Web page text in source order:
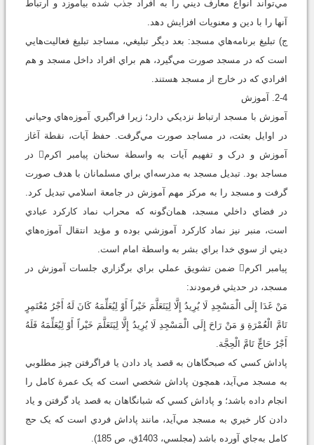
مي‌تواند انواع معارف ديني را به افراد جذب شده بياموزد و ارتباط
آنها را با دين و معنويات افزايش دهد.
ج) تبليغ برنامه‌هاي مسجد: بعد ديگر تبليغي، مساجد تبليغ فعاليت‌هايي
است که در مسجد صورت مي‌گيرد، هم براي افراد داخل مسجد و هم
افرادي که در خارج از مسجد هستند.
2-4.‌ آموزش
آموزش با مسجد ارتباط نزديکي دارد؛ زيرا فراگيري آموزه‌هاي وحياني
در اوايل بعثت، در مساجد صورت مي‌گرفت. حفظ آيات، نقطة آغاز
آموزش و درک و تفهيم آيات به‌ واسطة سخنان پيامبر اکرم در
مساجد بود. تبديل مسجد به مدرسه‌اي براي مسلمانان با هدف صورت
گرفت و مسجد را به مرکز مهم آموزش در جامعة اسلامي تبديل کرد.
در فضاي داخلي مسجد، همان‌گونه که محراب نماد کارکرد عبادي
است، منبر نيز نماد کارکرد آموزشي بوده و مؤيد انتقال آموزه‌هاي
ديني از سوي خدا براي بشر به ‌واسطة امام است.
پيامبر اکرم ضمن تشويق عملي براي برگزاري جلسات آموزش در
مسجد، در حديثي فرمودند:
‌مَنْ غَدَا إِلَى الْمَسْجِدِ لَا يُرِيدُ إِلَّا لِيَتَعَلَّمَ خَيْراً أَوْ لِيُعَلِّمَهُ كَانَ لَهُ أَجْرُ مُعْتَمِرٍ
تَامَّ الْعُمْرَةِ وَ مَنْ رَاحَ إِلَى الْمَسْجِدِ لَا يُرِيدُ إِلَّا لِيَتَعَلَّمَ خَيْراً أَوْ لِيُعَلِّمَهُ فَلَهُ
أَجْرُ حَاجٍّ تَامَّ الْحِجَّة.
پاداش کسي که صبحگاهان به‌ قصد ياد دادن يا فراگرفتن چيز مطلوبي
به مسجد مي‌آيد، همچون پاداش شخصي است که يک عمرة کامل را
انجام داده باشد؛ و پاداش کسي که شبانگاهان به ‌قصد ياد گرفتن و ياد
دادن کار خيري به مسجد مي‌آيد، مانند پاداش فردي است که يک حج
کامل به‌جاي آورده باشد (مجلسي، 1403ق، ص 185).